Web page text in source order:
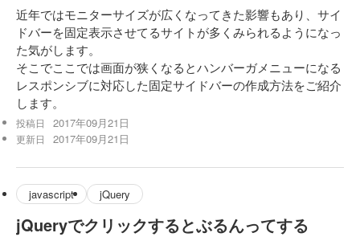
近年ではモニターサイズが広くなってきた影響もあり、サイ
ドバーを固定表示させてるサイトが多くみられるようになっ
た気がします。
そこでここでは画面が狭くなるとハンバーガメニューになる
レスポンシブに対応した固定サイドバーの作成方法をご紹介
します。
投稿日 2017年09月21日
更新日 2017年09月21日
javascript jQuery
jQueryでクリックするとぶるんってする